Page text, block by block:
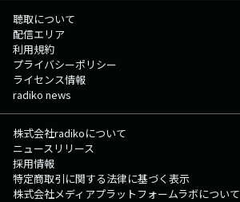
聴取について
配信エリア
利用規約
プライバシーポリシー
ライセンス情報
radiko news
株式会社radikoについて
ニュースリリース
採用情報
特定商取引に関する法律に基づく表示
株式会社メディアプラットフォームラボについて